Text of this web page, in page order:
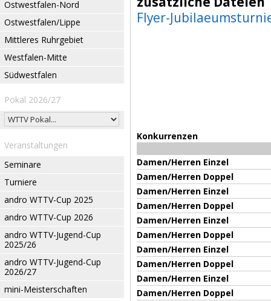
Ostwestfalen-Nord
Ostwestfalen/Lippe
Mittleres Ruhrgebiet
Westfalen-Mitte
Südwestfalen
Pokal 2026/27
Veranstaltungen
Seminare
Turniere
andro WTTV-Cup 2025
andro WTTV-Cup 2026
andro WTTV-Jugend-Cup
2025/26
andro WTTV-Jugend-Cup
2026/27
mini-Meisterschaften
Flyer-
Konkurrenzen
Damen/Herren Einzel
Damen/Herren Doppel
Damen/Herren Einzel
Damen/Herren Doppel
Damen/Herren Einzel
Damen/Herren Doppel
Damen/Herren Einzel
Damen/Herren Doppel
Damen/Herren Einzel
Damen/Herren Doppel